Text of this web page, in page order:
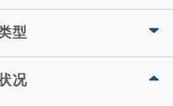
型
况